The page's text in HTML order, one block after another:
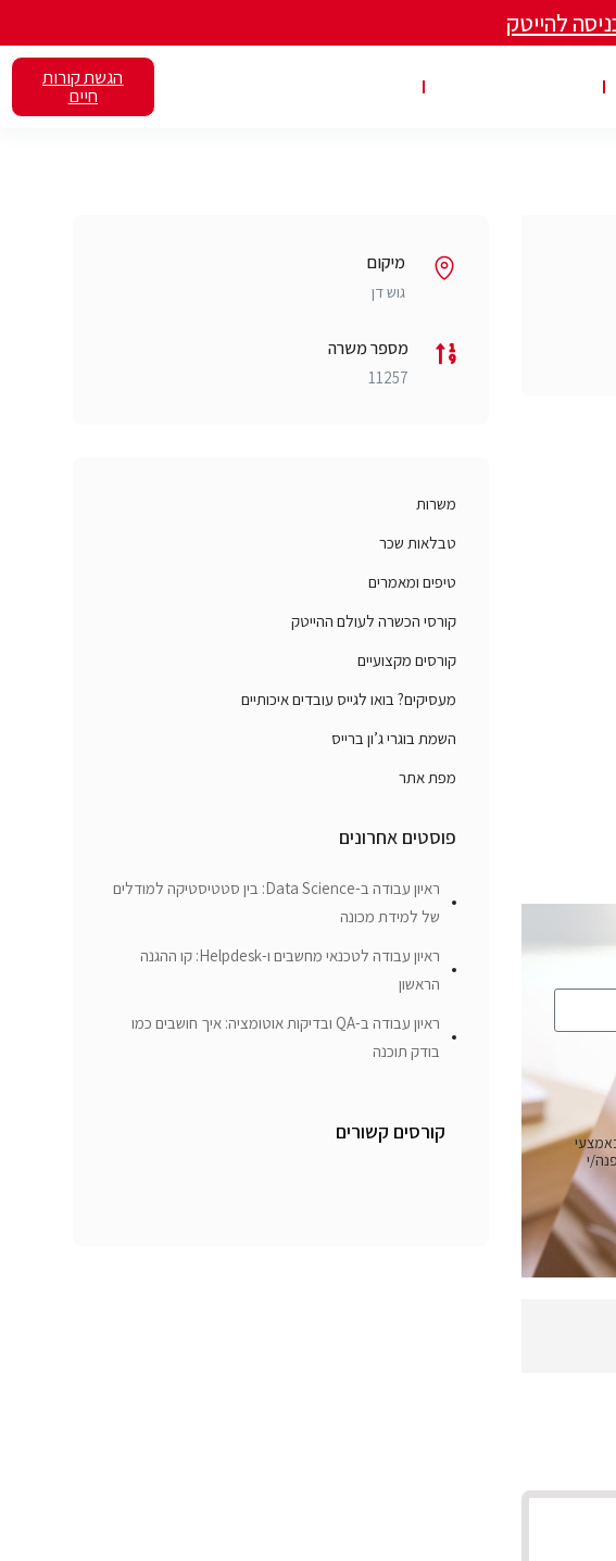
להייטק
הגשת קורות
חיים
י
מיקום
גוש דן
מספר משרה
11257
משרות
טבלאות שכר
טיפים ומאמרים
קורסי הכשרה לעולם ההייטק
קורסים מקצועיים
מעסיקים? בואו לגייס עובדים איכותיים
השמת בוגרי ג’ון ברייס
מפת אתר
פוסטים אחרונים
ראיון עבודה ב-Data Science: בין סטטיסטיקה למודלים
של למידת מכונה
ראיון עבודה לטכנאי מחשבים ו-Helpdesk: קו ההגנה
הראשון
ראיון עבודה ב-QA ובדיקות אוטומציה: איך חושבים כמו
בודק תוכנה
קורסים קשורים